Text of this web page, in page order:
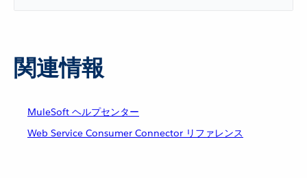
関連情報
MuleSoft ヘルプセンター
Web Service Consumer Connector リファレンス